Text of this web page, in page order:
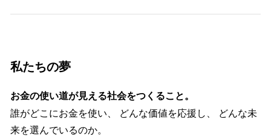
私たちの夢
お金の使い道が見える社会をつくること。
誰がどこにお金を使い、 どんな価値を応援し、 どんな未
来を選んでいるのか。